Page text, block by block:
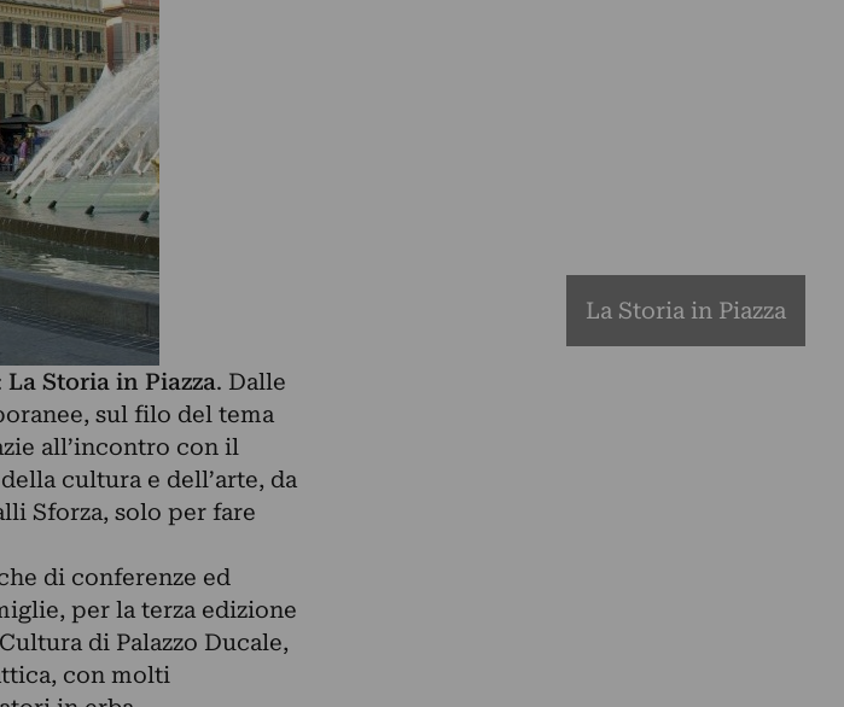
La Storia in Piazza
La Storia in Piazza. Dalle
sul filo del tema
all’incontro con il
cultura e dell’arte, da
Sforza, solo per fare
di conferenze ed
per la terza edizione
di Palazzo Ducale,
con molti